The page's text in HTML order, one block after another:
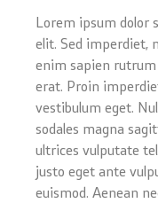
Lorem ipsum dolor
elit. Sed imperdiet,
enim sapien rutrum
erat. Proin
vestibulum eget.
sodales magna
ultrices vulputate
justo eget ante
euismod. Aenean